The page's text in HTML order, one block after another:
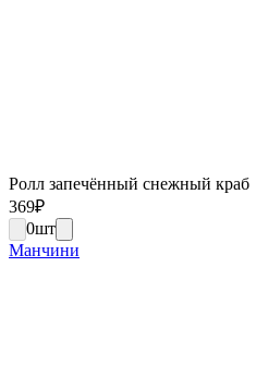
Ролл запечённый снежный краб
369₽
0шт
Манчини